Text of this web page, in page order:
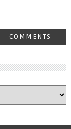
COMMENTS